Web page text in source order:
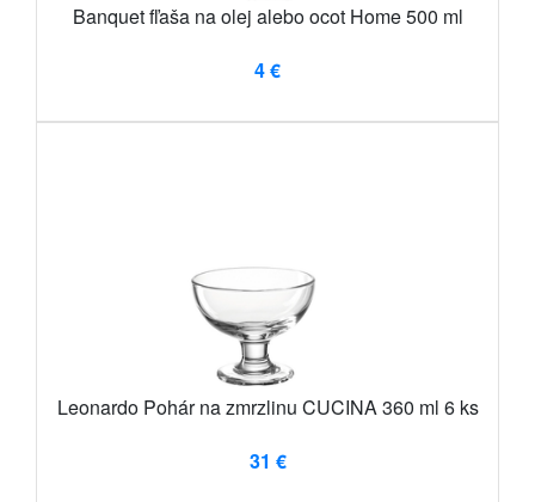
Banquet fľaša na olej alebo ocot Home 500 ml
4 €
Leonardo Pohár na zmrzlinu CUCINA 360 ml 6 ks
31 €